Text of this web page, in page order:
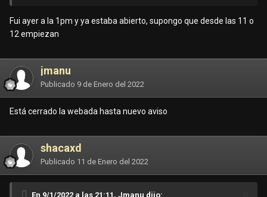
Fui ayer a la 1pm y ya estaba abierto, supongo que desde las 11 o
12 empiezan
jmanu
Publicado 9 de Enero del 2022
Está cerrado la webada hasta nuevo aviso
shacaxd
Publicado 11 de Enero del 2022
En 9/1/2022 a las 21:11, Jmanu dijo: